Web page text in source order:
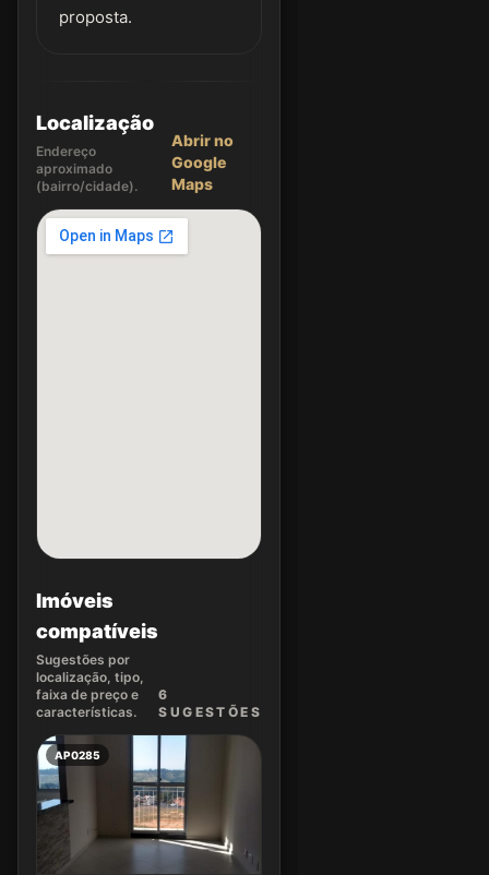
proposta.
Localização
Endereço
aproximado
(bairro/cidade).
Abrir no
Google
Maps
Imóveis
compatíveis
Sugestões por
localização, tipo,
faixa de preço e
características.
6
SUGEST ÕES
AP0285